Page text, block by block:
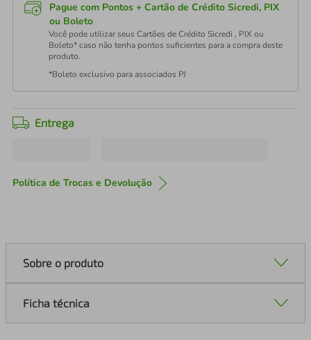
Pague com Pontos + Cartão de Crédito Sicredi, PIX
ou Boleto
Você pode utilizar seus Cartões de Crédito Sicredi , PIX ou
Boleto* caso não tenha pontos suficientes para a compra deste
produto.
*Boleto exclusivo para associados PJ
Entrega
Política de Trocas e Devolução
Sobre o produto
Ficha técnica